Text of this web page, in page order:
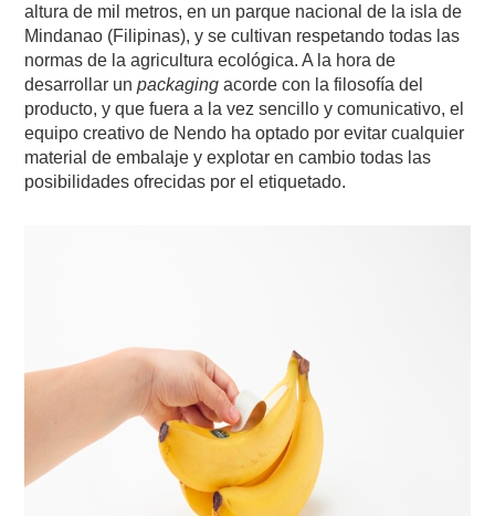
altura de mil metros, en un parque nacional de la isla de
Mindanao (Filipinas), y se cultivan respetando todas las
normas de la agricultura ecológica. A la hora de
desarrollar unpackagingacorde con la filosofía del
producto, y que fuera a la vez sencillo y comunicativo, el
equipo creativo de Nendo ha optado por evitar cualquier
material de embalaje y explotar en cambio todas las
posibilidades ofrecidas por el etiquetado.